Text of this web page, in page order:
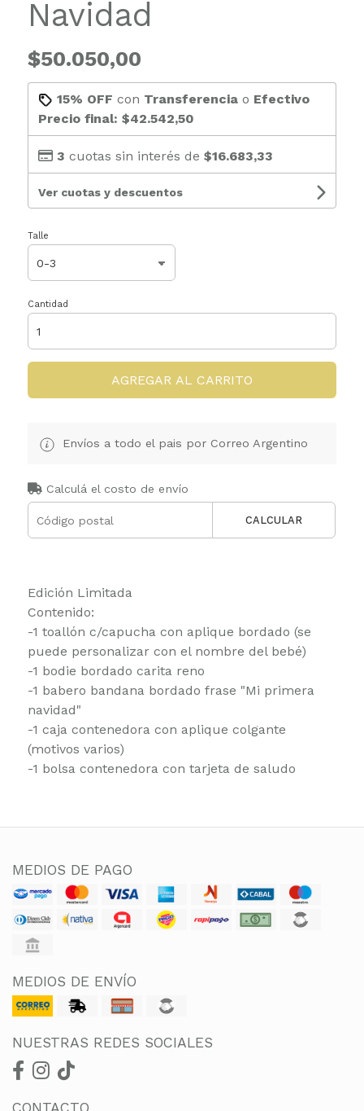
Navidad
$50.050,00
15% OFF con Transferenciao Efectivo
Precio final: $42.542,50
3 cuotas sin interés de $16.683,33
Ver cuotas y descuentos
Talle
Cantidad
AGREGAR AL CARRITO
Envíos a todo el pais por Correo Argentino
Calculá el costo de envío
CALCULAR
Edición Limitada
Contenido:
-1 toallón c/capucha con aplique bordado (se
puede personalizar con el nombre del bebé)
-1 bodie bordado carita reno
-1 babero bandana bordado frase "Mi primera
navidad"
-1 caja contenedora con aplique colgante
(motivos varios)
-1 bolsa contenedora con tarjeta de saludo
MEDIOS DE PAGO
MEDIOS DE ENVÍO
NUESTRAS REDES SOCIALES